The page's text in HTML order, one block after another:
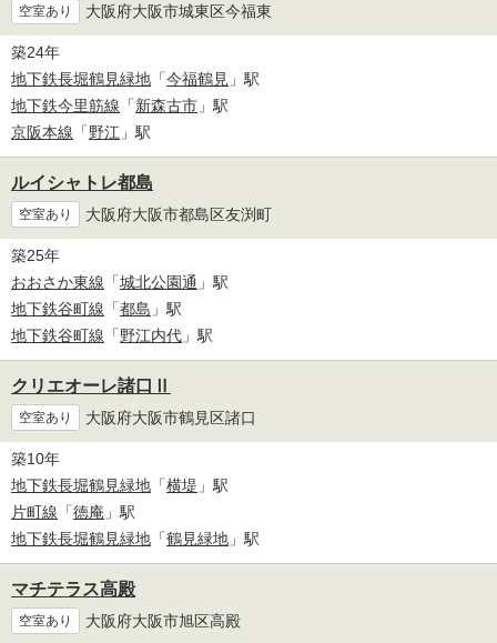
空室あり 大阪府大阪市城東区今福東
築24年
地下鉄長堀鶴見緑地 「今福鶴見 」駅
地下鉄今里筋線 「新森古市 」駅
京阪本線 「野江 」駅
ルイシャトレ都島
空室あり 大阪府大阪市都島区友渕町
築25年
おおさか東線 「城北公園通 」駅
地下鉄谷町線 「都島 」駅
地下鉄谷町線 「野江内代 」駅
クリエオーレ諸口Ⅱ
空室あり 大阪府大阪市鶴見区諸口
築10年
地下鉄長堀鶴見緑地 「横堤 」駅
片町線 「徳庵 」駅
地下鉄長堀鶴見緑地 「鶴見緑地 」駅
マチテラス高殿
空室あり 大阪府大阪市旭区高殿